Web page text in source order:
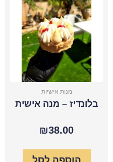
מנות אישיות
בלונדיז – מנה אישית
₪38.00
-
מנה
אישית